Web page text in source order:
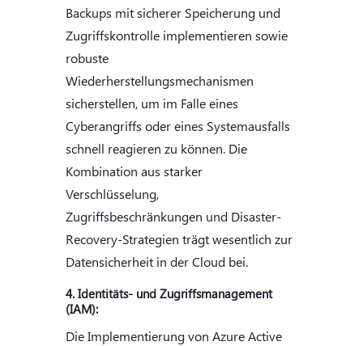
Backups mit sicherer Speicherung und
Zugriffskontrolle implementieren sowie
robuste
Wiederherstellungsmechanismen
sicherstellen, um im Falle eines
Cyberangriffs oder eines Systemausfalls
schnell reagieren zu können. Die
Kombination aus starker
Verschlüsselung,
Zugriffsbeschränkungen und Disaster-
Recovery-Strategien trägt wesentlich zur
Datensicherheit in der Cloud bei.
4. Identitäts- und Zugriffsmanagement
(IAM):
Die Implementierung von Azure Active